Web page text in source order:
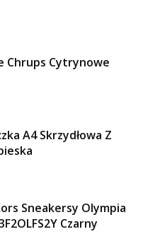
Chrups Cytrynowe
A4 Skrzydłowa Z
Sneakersy Olympia
Czarny